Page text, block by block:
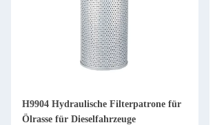
H9904 Hydraulische Filterpatrone für
Ölrasse für Dieselfahrzeuge